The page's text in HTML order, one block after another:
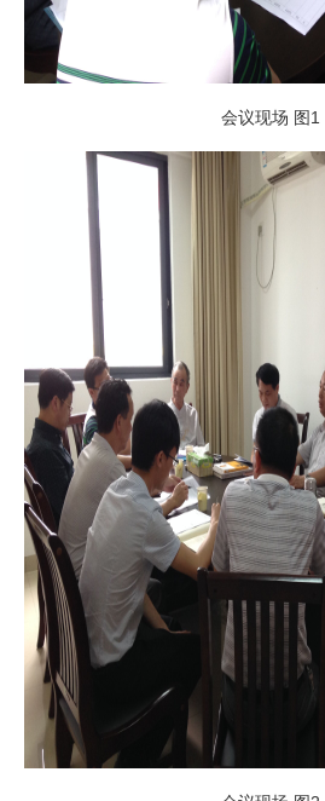
会议现场 图1